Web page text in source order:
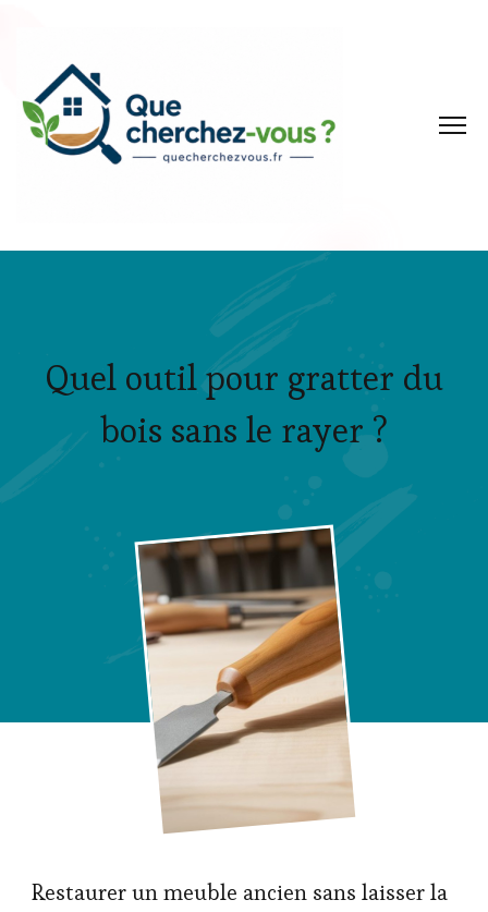
Quel outil pour gratter du
bois sans le rayer ?
Restaurer un meuble ancien sans laisser la